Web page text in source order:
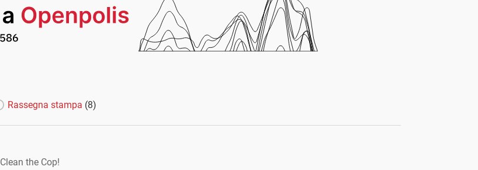
Rassegna stampa (8)
Clean the Cop!